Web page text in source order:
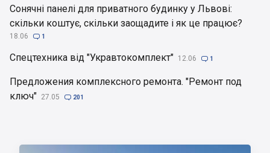
Сонячні панелі для приватного будинку у Львові:
скільки коштує, скільки заощадите і як це працює?
18.06  1
Спецтехника від "Укравтокомплект" 12.06  1
Предложения комплексного ремонта. "Ремонт под
ключ" 27.05  201